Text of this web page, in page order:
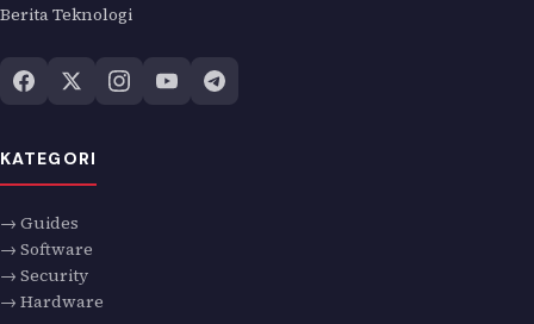
Berita Teknologi
KATEGORI
→ Guides
→ Software
→ Security
→ Hardware